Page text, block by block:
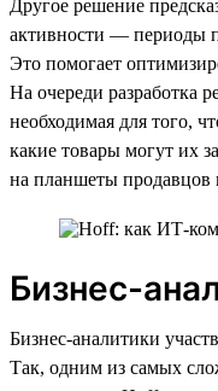
Другое решение
активности — периоды
Это помогает
На очереди разработка
необходимая для того,
какие товары могут их
на планшеты продавцов
Бизнес-
Бизнес-аналитики
Так, одним из самых